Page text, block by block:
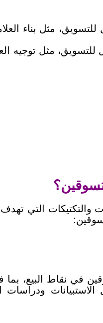
مثل بناء
مثل توجيه
التي
نقاط البيع، بما